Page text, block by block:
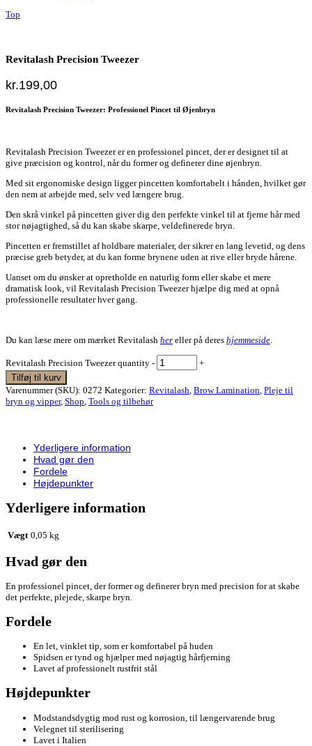
Top
Revitalash Precision Tweezer
kr.199,00
Revitalash Precision Tweezer: Professionel Pincet til Øjenbryn
Revitalash Precision Tweezer er en professionel pincet, der er designet til at
give præcision og kontrol, når du former og definerer dine øjenbryn.
Med sit ergonomiske design ligger pincetten komfortabelt i hånden, hvilket gør
den nem at arbejde med, selv ved længere brug.
Den skrå vinkel på pincetten giver dig den perfekte vinkel til at fjerne hår med
stor nøjagtighed, så du kan skabe skarpe, veldefinerede bryn.
Pincetten er fremstillet af holdbare materialer, der sikrer en lang levetid, og dens
præcise greb betyder, at du kan forme brynene uden at rive eller bryde hårene.
Uanset om du ønsker at opretholde en naturlig form eller skabe et mere
dramatisk look, vil Revitalash Precision Tweezer hjælpe dig med at opnå
professionelle resultater hver gang.
Du kan læse mere om mærket Revitalash her eller på deres hjemmeside.
Revitalash Precision Tweezer quantity -
+
Tilføj til kurv
Varenummer (SKU): 0272 Kategorier: Revitalash, Brow Lamination, Pleje til
bryn og vipper, Shop, Tools og tilbehør
Yderligere information
Hvad gør den
Fordele
Højdepunkter
Yderligere information
Vægt 0,05 kg
Hvad gør den
En professionel pincet, der former og definerer bryn med precision for at skabe
det perfekte, plejede, skarpe bryn.
Fordele
En let, vinklet tip, som er komfortabel på huden
Spidsen er tynd og hjælper med nøjagtig hårfjerning
Lavet af professionelt rustfrit stål
Højdepunkter
Modstandsdygtig mod rust og korrosion, til længervarende brug
Velegnet til sterilisering
Lavet i Italien